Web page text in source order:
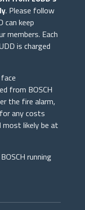
. Please follow
can keep
members. Each
is charged
from BOSCH
the fire alarm,
any costs
most likely be at
running